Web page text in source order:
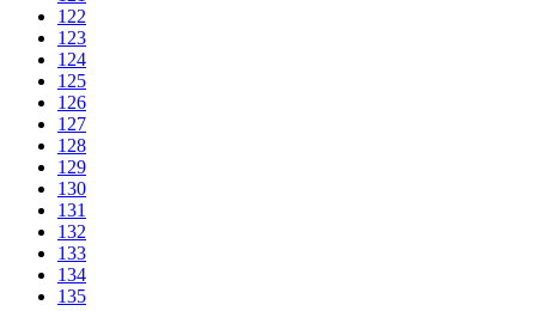
122
123
124
125
126
127
128
129
130
131
132
133
134
135